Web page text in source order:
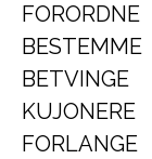
FORORDNE
BESTEMME
BETVINGE
KUJONERE
FORLANGE